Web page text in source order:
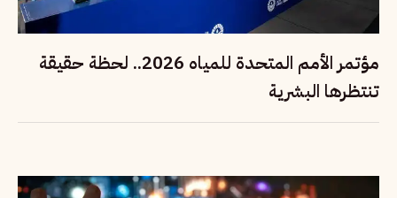
مؤتمر الأمم المتحدة للمياه 2026.. لحظة حقيقة
تنتظرها البشرية